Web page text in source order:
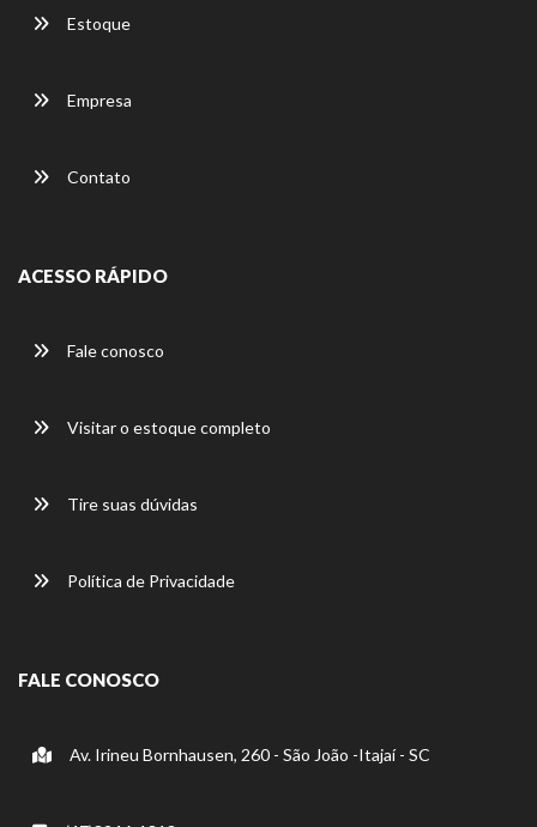
Estoque
Empresa
Contato
ACESSO RÁPIDO
Fale conosco
Visitar o estoque completo
Tire suas dúvidas
Política de Privacidade
FALE CONOSCO
Av. Irineu Bornhausen, 260 - São João -Itajaí - SC